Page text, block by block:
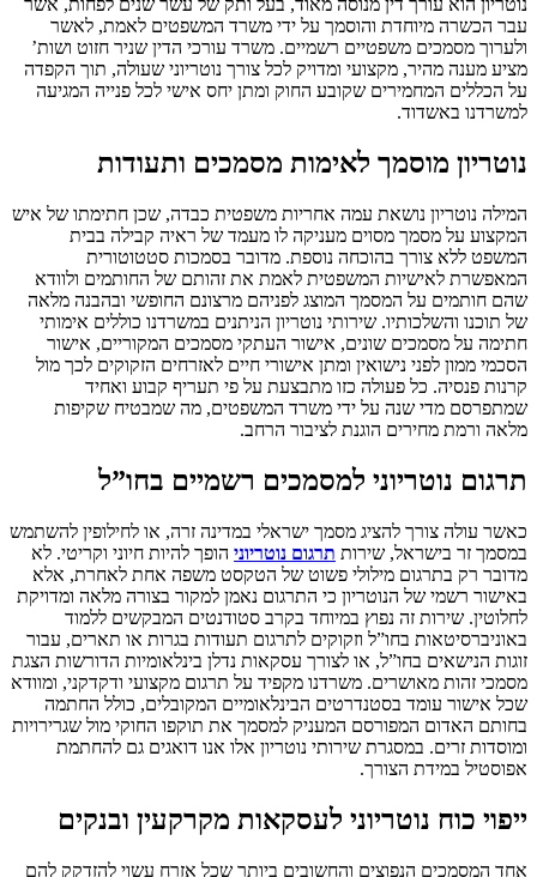
נוטריון הוא עורך דין מנוסה מאוד, בעל ותק של עשר שנים לפחות, אשר
עבר הכשרה מיוחדת והוסמך על ידי משרד המשפטים לאמת, לאשר
ולערוך מסמכים משפטיים רשמיים. משרד עורכי הדין שניר חזוט ושות’
מציע מענה מהיר, מקצועי ומדויק לכל צורך נוטריוני שעולה, תוך הקפדה
על הכללים המחמירים שקובע החוק ומתן יחס אישי לכל פנייה המגיעה
למשרדנו באשדוד.
נוטריון מוסמך לאימות מסמכים ותעודות
המילה נוטריון נושאת עמה אחריות משפטית כבדה, שכן חתימתו של איש
המקצוע על מסמך מסוים מעניקה לו מעמד של ראיה קבילה בבית
המשפט ללא צורך בהוכחה נוספת. מדובר בסמכות סטטוטורית
המאפשרת לאישיות המשפטית לאמת את זהותם של החותמים ולוודא
שהם חותמים על המסמך המוצג לפניהם מרצונם החופשי ובהבנה מלאה
של תוכנו והשלכותיו. שירותי נוטריון הניתנים במשרדנו כוללים אימותי
חתימה על מסמכים שונים, אישור העתקי מסמכים המקוריים, אישור
הסכמי ממון לפני נישואין ומתן אישורי חיים לאזרחים הזקוקים לכך מול
קרנות פנסיה. כל פעולה כזו מתבצעת על פי תעריף קבוע ואחיד
שמתפרסם מדי שנה על ידי משרד המשפטים, מה שמבטיח שקיפות
מלאה ורמת מחירים הוגנת לציבור הרחב.
תרגום נוטריוני למסמכים רשמיים בחו”ל
כאשר עולה צורך להציג מסמך ישראלי במדינה זרה, או לחילופין להשתמש
במסמך זר בישראל, שירות תרגום נוטריוני הופך להיות חיוני וקריטי. לא
מדובר רק בתרגום מילולי פשוט של הטקסט משפה אחת לאחרת, אלא
באישור רשמי של הנוטריון כי התרגום נאמן למקור בצורה מלאה ומדויקת
לחלוטין. שירות זה נפוץ במיוחד בקרב סטודנטים המבקשים ללמוד
באוניברסיטאות בחו”ל וזקוקים לתרגום תעודות בגרות או תארים, עבור
זוגות הנישאים בחו”ל, או לצורך עסקאות נדלן בינלאומיות הדורשות הצגת
מסמכי זהות מאושרים. משרדנו מקפיד על תרגום מקצועי ודקדקני, ומוודא
שכל אישור עומד בסטנדרטים הבינלאומיים המקובלים, כולל החתמה
בחותם האדום המפורסם המעניק למסמך את תוקפו החוקי מול שגרירויות
ומוסדות זרים. במסגרת שירותי נוטריון אלו אנו דואגים גם להחתמת
אפוסטיל במידת הצורך.
ייפוי כוח נוטריוני לעסקאות מקרקעין ובנקים
אחד המסמכים הנפוצים והחשובים ביותר שכל אזרח עשוי להזדקק להם